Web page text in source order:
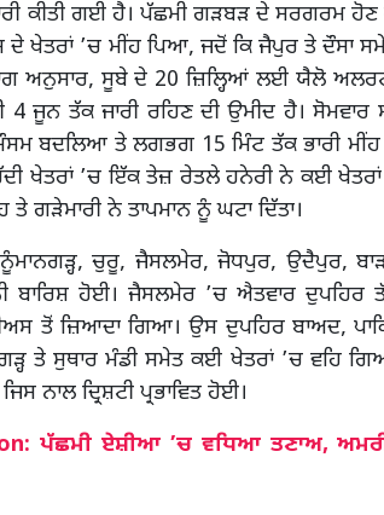
ਕੀਤੀ ਗਈ ਹੈ। ਪੱਛਮੀ ਗੜਬੜ ਦੇ ਸਰਗਰਮ ਹੋਣ
ਖੇਤਰਾਂ ’ਚ ਮੀਂਹ ਪਿਆ, ਜਦੋਂ ਕਿ ਜੈਪੁਰ ਤੇ ਦੌਸਾ
ਅਨੁਸਾਰ, ਸੂਬੇ ਦੇ 20 ਜ਼ਿਲ੍ਹਿਆਂ ਲਈ ਯੈਲੋ
ਜੂਨ ਤੱਕ ਜਾਰੀ ਰਹਿਣ ਦੀ ਉਮੀਦ ਹੈ। ਸੋਮਵਾਰ
ਬਦਲਿਆ ਤੇ ਲਗਭਗ 15 ਮਿੰਟ ਤੱਕ ਭਾਰੀ
ਖੇਤਰਾਂ ’ਚ ਇੱਕ ਤੇਜ਼ ਰੇਤਲੇ ਹਨੇਰੀ ਨੇ ਕਈ
ਗੜੇਮਾਰੀ ਨੇ ਤਾਪਮਾਨ ਨੂੰ ਘਟਾ ਦਿੱਤਾ।
ਚੁਰੂ, ਜੈਸਲਮੇਰ, ਜੋਧਪੁਰ, ਉਦੈਪੁਰ,
ਬਾਰਿਸ਼ ਹੋਈ। ਜੈਸਲਮੇਰ ’ਚ ਐਤਵਾਰ ਦੁਪਹਿਰ
ਤੋਂ ਜ਼ਿਆਦਾ ਗਿਆ। ਉਸ ਦੁਪਹਿਰ ਬਾਅਦ,
ਤੇ ਸੁਥਾਰ ਮੰਡੀ ਸਮੇਤ ਕਈ ਖੇਤਰਾਂ ’ਚ ਵਹਿ
ਨਾਲ ਦ੍ਰਿਸ਼ਟੀ ਪ੍ਰਭਾਵਿਤ ਹੋਈ।
ਪੱਛਮੀ ਏਸ਼ੀਆ ’ਚ ਵਧਿਆ ਤਣਾਅ,